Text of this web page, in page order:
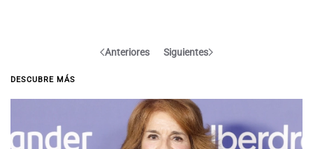
Anteriores Siguientes
DESCUBRE MÁS